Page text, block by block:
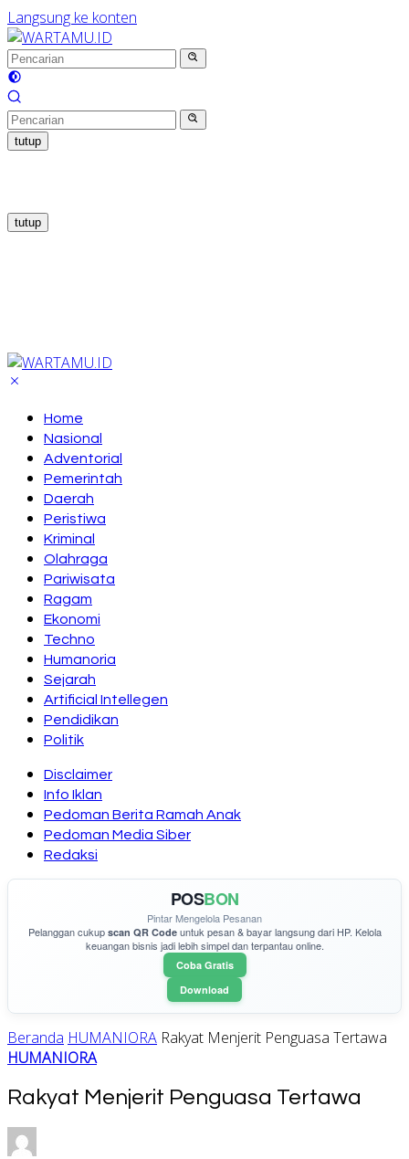
Langsung ke konten
tutup
tutup
Home
Nasional
Adventorial
Pemerintah
Daerah
Peristiwa
Kriminal
Olahraga
Pariwisata
Ragam
Ekonomi
Techno
Humanoria
Sejarah
Artificial Intellegen
Pendidikan
Politik
Disclaimer
Info Iklan
Pedoman Berita Ramah Anak
Pedoman Media Siber
Redaksi
POSBON
Pintar Mengelola Pesanan
Pelanggan cukup scan QR Codeuntuk pesan & bayar langsung dari HP. Kelola
keuangan bisnis jadi lebih simpel dan terpantau online.
Coba Gratis
Download
Beranda HUMANIORA Rakyat Menjerit Penguasa Tertawa
HUMANIORA
Rakyat Menjerit Penguasa Tertawa